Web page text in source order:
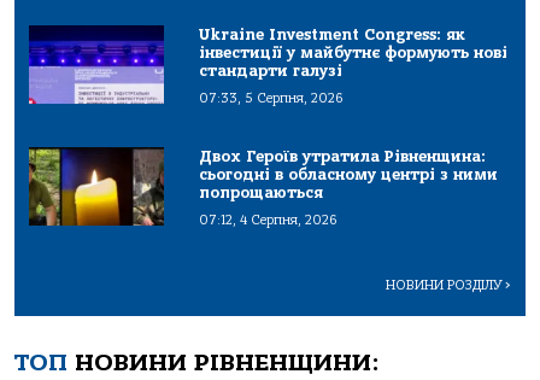
Ukraine Investment Congress: як
інвестиції у майбутнє формують нові
стандарти галузі
07:33, 5 Серпня, 2026
Двох Героїв утратила Рівненщина:
сьогодні в обласному центрі з ними
попрощаються
07:12, 4 Серпня, 2026
НОВИНИ РОЗДІЛУ>
ТОП НОВИНИ РІВНЕНЩИНИ: